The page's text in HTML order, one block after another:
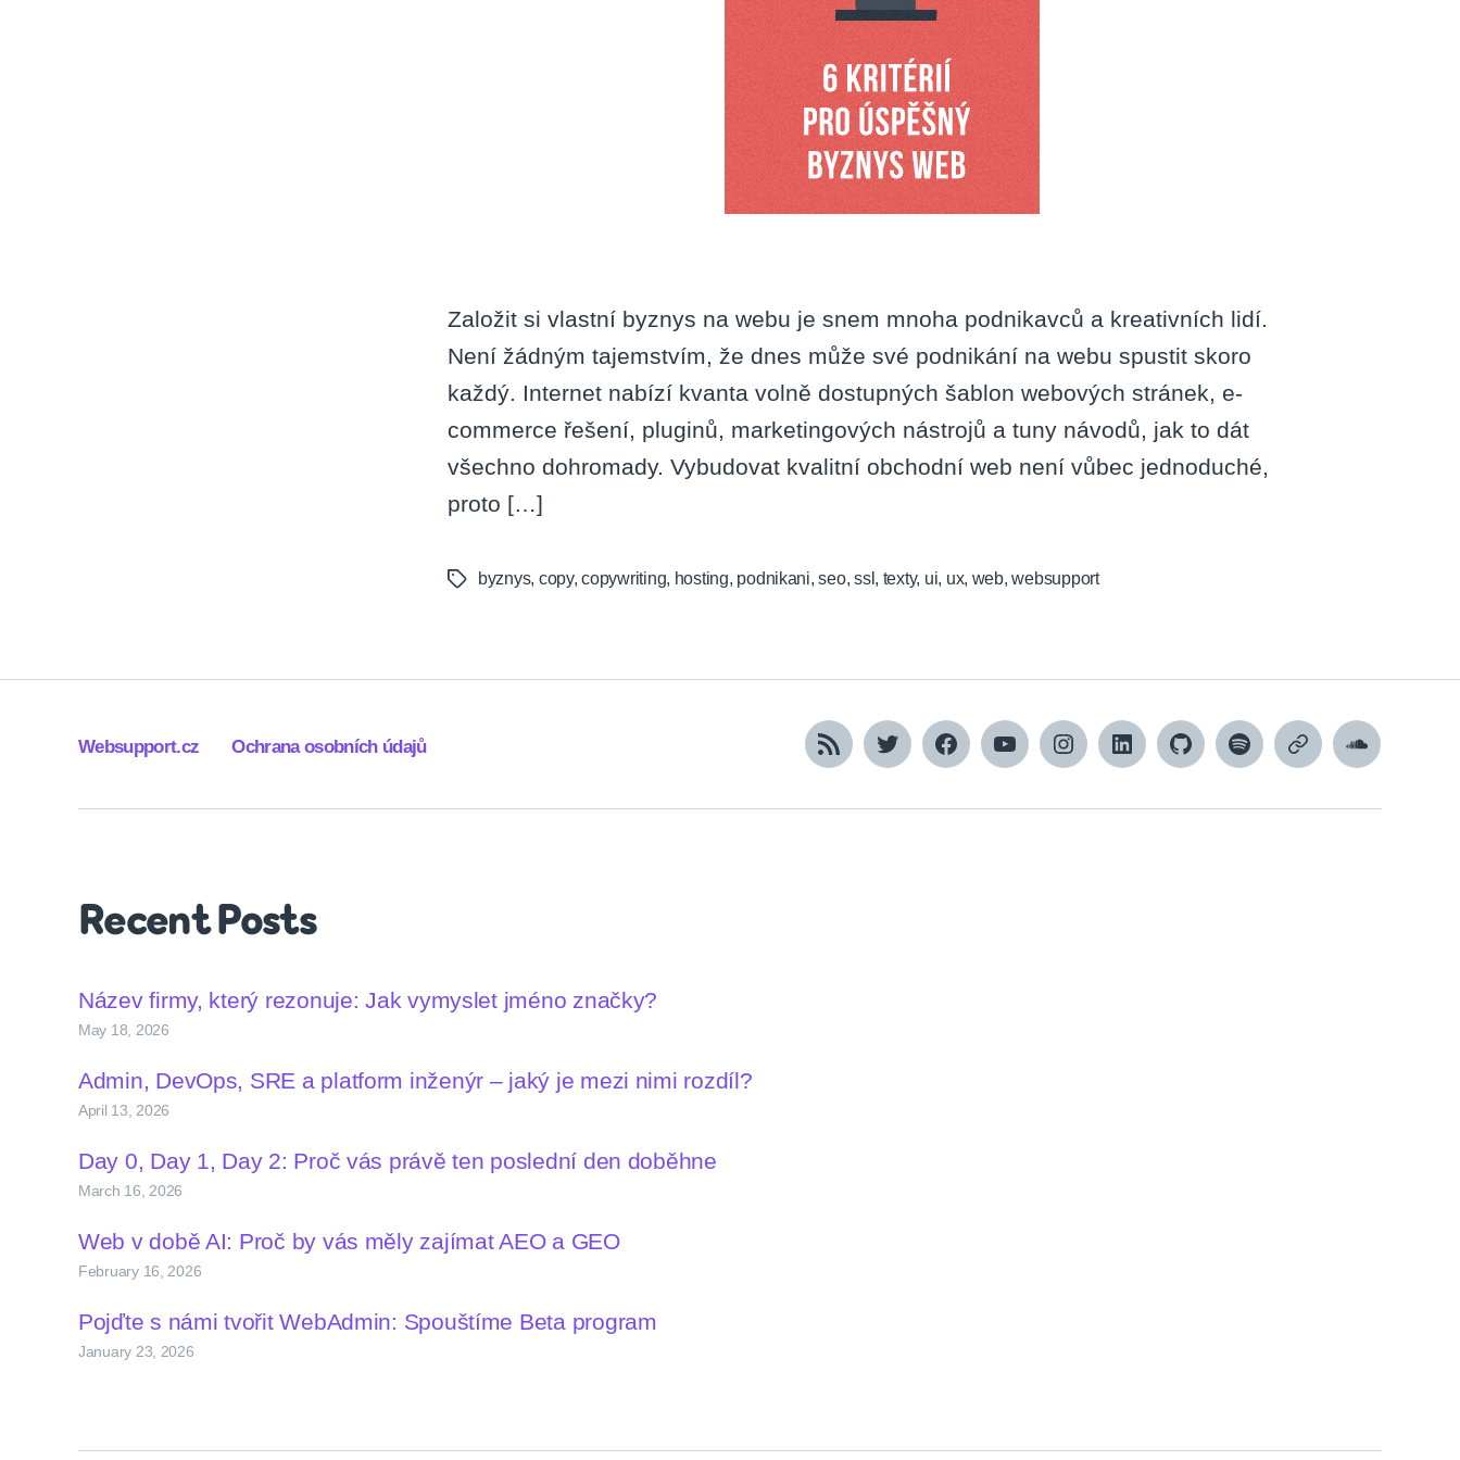
Založit si vlastní byznys na webu je snem mnoha podnikavců a kreativních lidí.
Není žádným tajemstvím, že dnes může své podnikání na webu spustit skoro
každý. Internet nabízí kvanta volně dostupných šablon webových stránek, e-
commerce řešení, pluginů, marketingových nástrojů a tuny návodů, jak to dát
všechno dohromady. Vybudovat kvalitní obchodní web není vůbec jednoduché,
proto […]
Tagsbyznys, copy,copywriting, hosting, podnikani,seo,ssl , texty, ui, ux, web,websupport
Websupport.cz Ochrana osobních údajů RSS TwitterFacebookYouTubeInstagramLinkedInGithubSpotifyApple
SoundCloud
Recent Posts
Název firmy, který rezonuje: Jak vymyslet jméno značky?
May 18, 2026
Admin, DevOps, SRE a platform inženýr – jaký je mezi nimi rozdíl?
April 13, 2026
Day 0, Day 1, Day 2: Proč vás právě ten poslední den doběhne
March 16, 2026
Web v době AI: Proč by vás měly zajímat AEO a GEO
February 16, 2026
Pojďte s námi tvořit WebAdmin: Spouštíme Beta program
January 23, 2026